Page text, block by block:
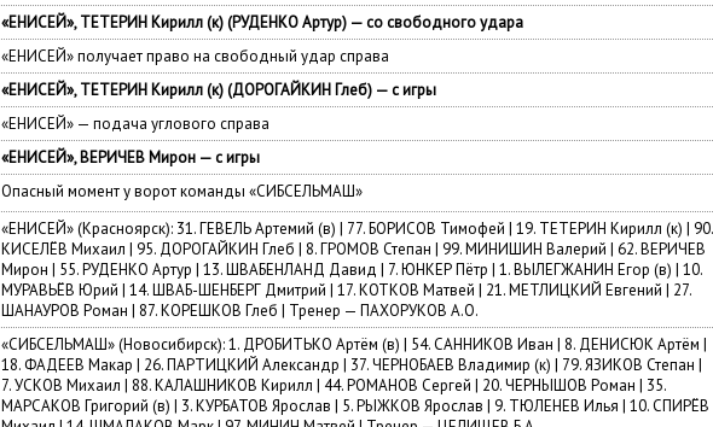
«ЕНИСЕЙ», ТЕТЕРИН Кирилл (к) (РУДЕНКО Артур) — со свободного удара
«ЕНИСЕЙ» получает право на свободный удар справа
«ЕНИСЕЙ», ТЕТЕРИН Кирилл (к) (ДОРОГАЙКИН Глеб) — с игры
«ЕНИСЕЙ» — подача углового справа
«ЕНИСЕЙ», ВЕРИЧЕВ Мирон — с игры
Опасный момент у ворот команды «СИБСЕЛЬМАШ»
«ЕНИСЕЙ» (Красноярск): 31. ГЕВЕЛЬ Артемий (в) | 77. БОРИСОВ Тимофей | 19. ТЕТЕРИН Кирилл (к) | 90.
КИСЕЛЁВ Михаил | 95. ДОРОГАЙКИН Глеб | 8. ГРОМОВ Степан | 99. МИНИШИН Валерий | 62. ВЕРИЧЕВ
Мирон | 55. РУДЕНКО Артур | 13. ШВАБЕНЛАНД Давид | 7. ЮНКЕР Пётр | 1. ВЫЛЕГЖАНИН Егор (в) | 10.
МУРАВЬЁВ Юрий | 14. ШВАБ-ШЕНБЕРГ Дмитрий | 17. КОТКОВ Матвей | 21. МЕТЛИЦКИЙ Евгений | 27.
ШАНАУРОВ Роман | 87. КОРЕШКОВ Глеб | Тренер — ПАХОРУКОВ А.О.
«СИБСЕЛЬМАШ» (Новосибирск): 1. ДРОБИТЬКО Артём (в) | 54. САННИКОВ Иван | 8. ДЕНИСЮК Артём |
18. ФАДЕЕВ Макар | 26. ПАРТИЦКИЙ Александр | 37. ЧЕРНОБАЕВ Владимир (к) | 79. ЯЗИКОВ Степан |
7. УСКОВ Михаил | 88. КАЛАШНИКОВ Кирилл | 44. РОМАНОВ Сергей | 20. ЧЕРНЫШОВ Роман | 35.
МАРСАКОВ Григорий (в) | 3. КУРБАТОВ Ярослав | 5. РЫЖКОВ Ярослав | 9. ТЮЛЕНЕВ Илья | 10. СПИРЁВ